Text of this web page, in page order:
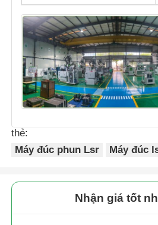
thẻ:
Máy đúc phun Lsr
Máy đúc
Nhận giá tốt